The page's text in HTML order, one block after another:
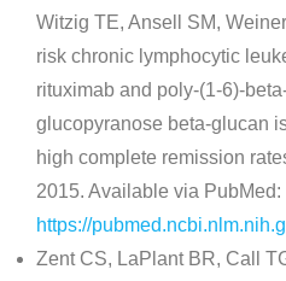
Witzig TE, Ansell SM,
risk chronic lymphocytic
rituximab and poly-(1-6)-
glucopyranose beta-glucan
high complete remission
2015. Available via PubMed:
https://
Zent CS, LaPlant BR, Call